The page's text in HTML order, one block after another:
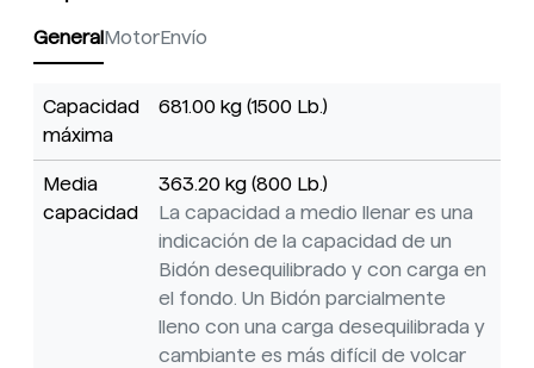
GeneralMotorEnvío
Capacidad
máxima
681.00 kg (1500 Lb.)
Media
capacidad
363.20 kg (800 Lb.)
La capacidad a medio llenar es una
indicación de la capacidad de un
Bidón desequilibrado y con carga en
el fondo. Un Bidón parcialmente
lleno con una carga desequilibrada y
cambiante es más difícil de volcar